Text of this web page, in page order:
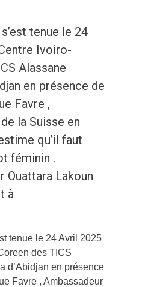
tenue le 24
Ivoiro-
Alassane
en présence de
Favre ,
la Suisse en
qu’il faut
foot féminin .
Ouattara Lakoun
à
tenue le 24 Avril 2025
des TICS
d’Abidjan en présence
Favre , Ambassadeur